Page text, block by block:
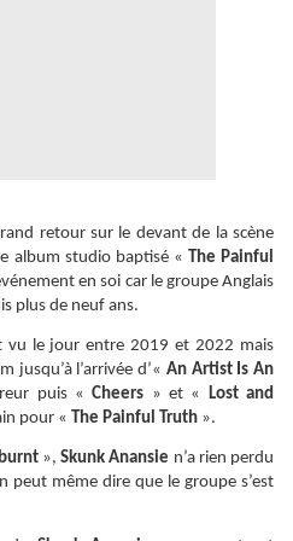
retour sur le devant de la scène
album studio baptisé « The Painful
en soi car le groupe Anglais
plus de neuf ans.
vu le jour entre 2019 et 2022 mais
jusqu’à l’arrivée d’« An Artist Is An
puis «Cheers » et « Lost and
pour « The Painful Truth ».
», Skunk Anansie n’a rien perdu
peut même dire que le groupe s’est